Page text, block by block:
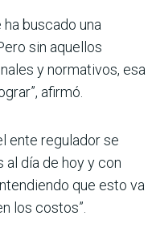
buscado una
sin aquellos
y nor­mativos, esa
afirmó.
ente regulador se
al día de hoy y con
que esto va
los costos”.